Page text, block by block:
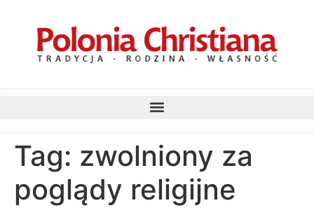
Tag: zwolniony za
poglądy religijne